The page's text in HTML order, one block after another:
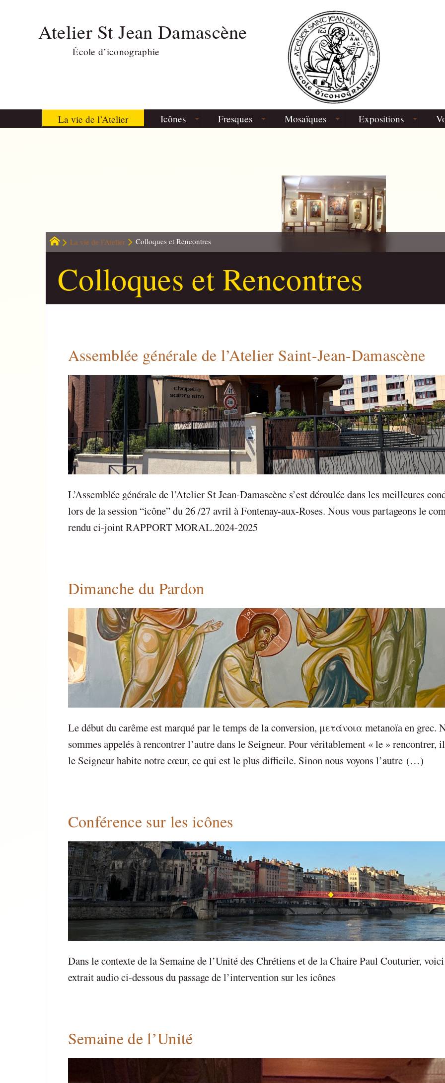
Atelier St Jean Damascène
École d’iconographie
La vie de l’Atelier Icônes Fresques Mosaïques Expositions
La vie de l’Atelier Colloques et Rencontres
Colloques et Rencontres
Assemblée générale de l’Atelier Saint-Jean-Damascène
L’Assemblée générale de l’Atelier St Jean-Damascène s’est déroulée dans les meilleures
lors de la session “icône” du 26 /27 avril à Fontenay-aux-Roses. Nous vous partageons le
rendu ci-joint RAPPORT MORAL.2024-2025
Dimanche du Pardon
Le début du carême est marqué par le temps de la conversion, μετάνοια metanoïa en grec.
sommes appelés à rencontrer l’autre dans le Seigneur. Pour véritablement « le » rencontrer,
le Seigneur habite notre cœur, ce qui est le plus difficile. Sinon nous voyons l’autre (…)
Conférence sur les icônes
Dans le contexte de la Semaine de l’Unité des Chrétiens et de la Chaire Paul Couturier,
extrait audio ci-dessous du passage de l’intervention sur les icônes
Semaine de l’Unité